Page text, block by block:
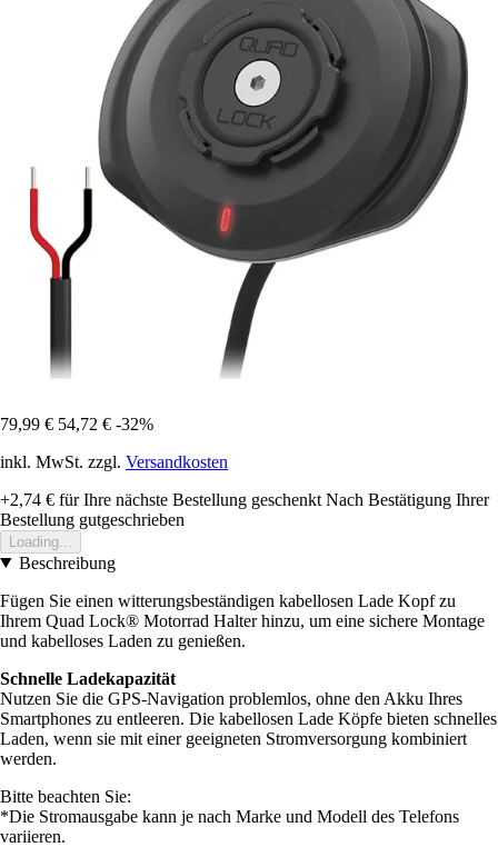
79,99 € 54,72 € -32%
inkl. MwSt. zzgl. Versandkosten
+2,74 € für Ihre nächste Bestellung geschenkt Nach Bestätigung Ihrer
Bestellung gutgeschrieben
Loading...
Beschreibung
Fügen Sie einen witterungsbeständigen kabellosen Lade Kopf zu
Ihrem Quad Lock® Motorrad Halter hinzu, um eine sichere Montage
und kabelloses Laden zu genießen.
Schnelle Ladekapazität
Nutzen Sie die GPS-Navigation problemlos, ohne den Akku Ihres
Smartphones zu entleeren. Die kabellosen Lade Köpfe bieten schnelles
Laden, wenn sie mit einer geeigneten Stromversorgung kombiniert
werden.
Bitte beachten Sie:
*Die Stromausgabe kann je nach Marke und Modell des Telefons
variieren.